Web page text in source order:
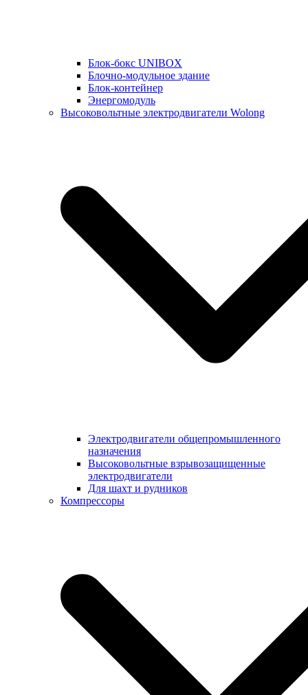
Блок-бокс UNIBOX
Блочно-модульное здание
Блок-контейнер
Энергомодуль
Высоковольтные электродвигатели Wolong
Электродвигатели общепромышленного
назначения
Высоковольтные взрывозащищенные
электродвигатели
Для шахт и рудников
Компрессоры